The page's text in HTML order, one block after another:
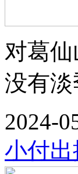
对葛
没有淡
2024-
小付出